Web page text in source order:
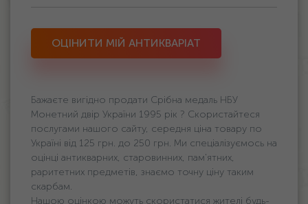
ОЦІНИТИ МІЙ АНТИКВАРІАТ
Бажаєте вигідно продати Срібна медаль НБУ
Монетний двір України 1995 рік ? Скористайтеся
послугами нашого сайту, середня ціна товару по
Україні від 125 грн. дo 250 грн. Ми спеціалізуємось на
оцінці антикварних, старовинних, пам'ятних,
раритетних предметів, знаємо точну ціну таким
скарбам.
Нашою оцінкою можуть скористатися жителі будь-